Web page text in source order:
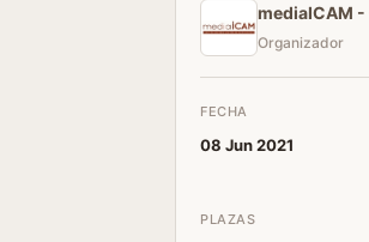
mediaICAM
Organizador
FECHA
08 Jun 2021
PLAZAS